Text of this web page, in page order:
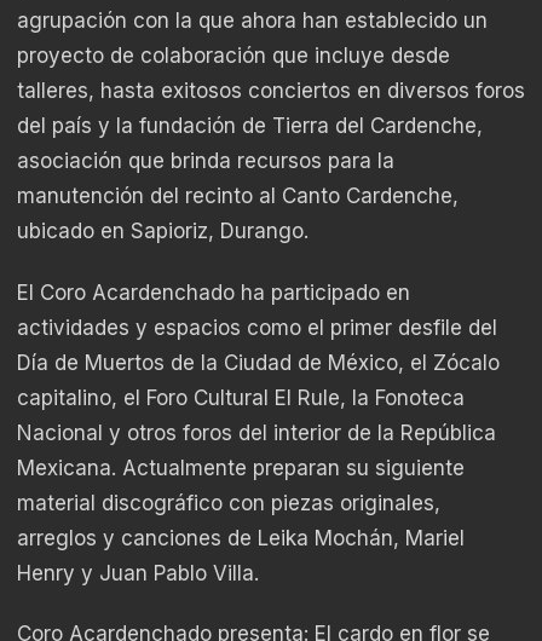
agrupación con la que ahora han establecido un
proyecto de colaboración que incluye desde
talleres, hasta exitosos conciertos en diversos foros
del país y la fundación de Tierra del Cardenche,
asociación que brinda recursos para la
manutención del recinto al Canto Cardenche,
ubicado en Sapioriz, Durango.
El Coro Acardenchado ha participado en
actividades y espacios como el primer desfile del
Día de Muertos de la Ciudad de México, el Zócalo
capitalino, el Foro Cultural El Rule, la Fonoteca
Nacional y otros foros del interior de la República
Mexicana. Actualmente preparan su siguiente
material discográfico con piezas originales,
arreglos y canciones de Leika Mochán, Mariel
Henry y Juan Pablo Villa.
Coro Acardenchado presenta: El cardo en flor se